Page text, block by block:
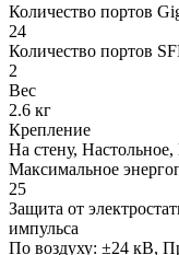
Количество портов
24
Количество портов
2
Вес
2.6 кг
Крепление
На стену,
Максимальное
25
Защита от
импульса
По воздуху: ±24 кВ,